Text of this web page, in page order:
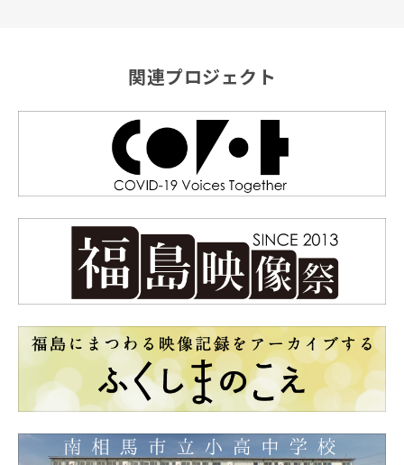
関連プロジェクト